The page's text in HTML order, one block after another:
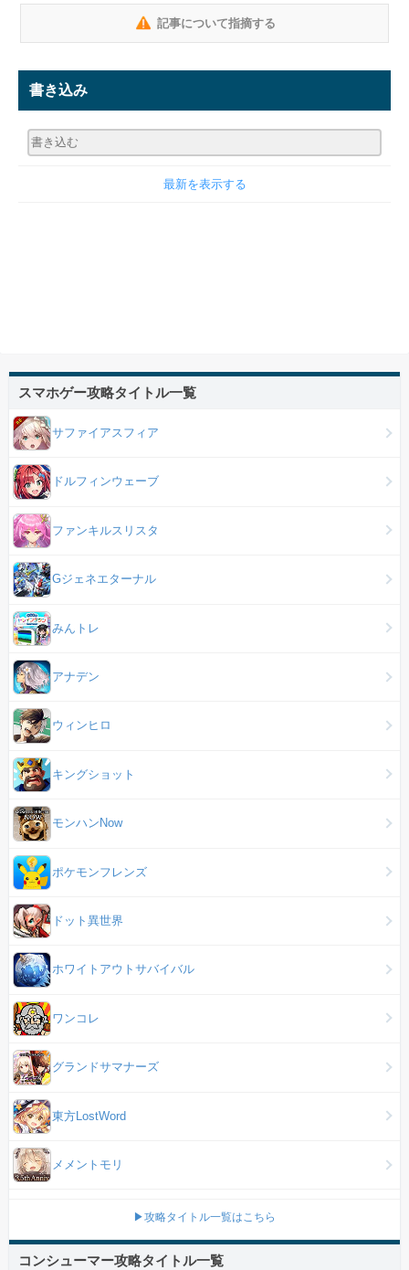
記事について指摘する
書き込み
最新を表示する
スマホゲー攻略タイトル一覧
サファイアスフィア
ドルフィンウェーブ
ファンキルスリスタ
Gジェネエターナル
みんトレ
アナデン
ウィンヒロ
キングショット
モンハンNow
ポケモンフレンズ
ドット異世界
ホワイトアウトサバイバル
ワンコレ
グランドサマナーズ
東方LostWord
メメントモリ
▶攻略タイトル一覧はこちら
コンシューマー攻略タイトル一覧